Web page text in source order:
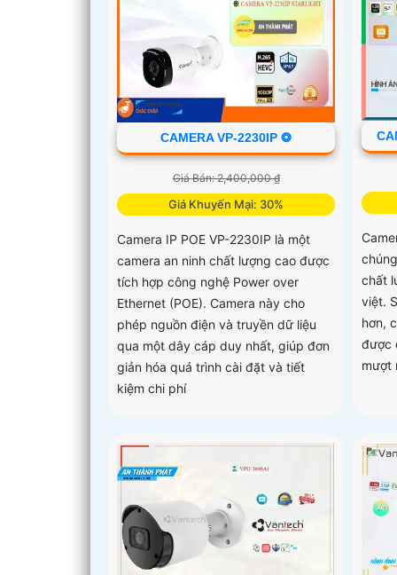
CAMERA VP-2230IP ❂
Giá Bán: 2,400,000 ₫
Giá Khuyến Mại: 30%
Camera IP POE VP-2230IP là một
camera an ninh chất lượng cao được
tích hợp công nghệ Power over
Ethernet (POE). Camera này cho
phép nguồn điện và truyền dữ liệu
qua một dây cáp duy nhất, giúp đơn
giản hóa quá trình cài đặt và tiết
kiệm chi phí
chất
việt.
hơn,
được
mượt